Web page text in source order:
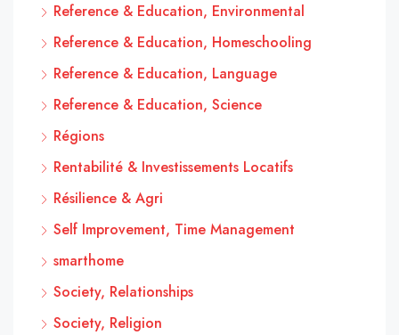
Reference & Education, Environmental
Reference & Education, Homeschooling
Reference & Education, Language
Reference & Education, Science
Régions
Rentabilité & Investissements Locatifs
Résilience & Agri
Self Improvement, Time Management
smarthome
Society, Relationships
Society, Religion